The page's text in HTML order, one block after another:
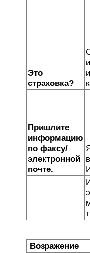
Это
страховка?
Пришлите
информацию
по факсу/
электронной
почте.
Возражение